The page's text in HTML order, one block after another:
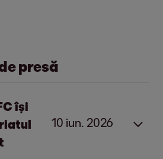
presă
își
10 iun. 2026